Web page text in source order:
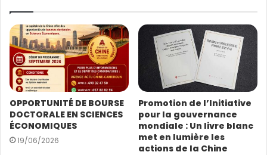
Culture, Dr. Pierre Ismaël Bidoung Mkpatt a remis un
présent à l’ambassadeur de Chine au Cameroun S.E
Wang Yingwu.
Sandrine Namen
r
e
a
d
s
s
e
E
m
OPPORTUNITÉ DE BOURSE
DOCTORALE EN SCIENCES
ÉCONOMIQUES
19/06/2026
Promotion de l’Initiative
pour la gouvernance
mondiale : Un livre blanc
met en lumière les
actions de la Chine